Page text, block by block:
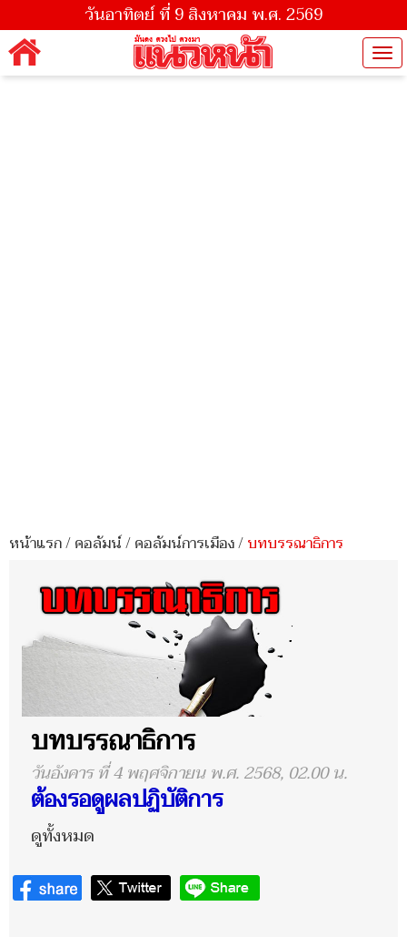
วันอาทิตย์ ที่ 9 สิงหาคม พ.ศ. 2569
หน้าแรก/คอลัมน์/คอลัมน์การเมือง/บทบรรณาธิการ
บทบรรณาธิการ
วันอังคาร ที่ 4 พฤศจิกายน พ.ศ. 2568, 02.00 น.
ต้องรอดูผลปฏิบัติการ
ดูทั้งหมด